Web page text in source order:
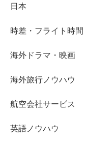
日本
時差・フライト時間
海外ドラマ・映画
海外旅行ノウハウ
航空会社サービス
英語ノウハウ